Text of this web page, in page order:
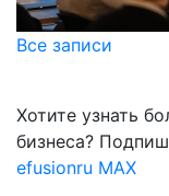
Все записи
Хотите узнать
бизнеса?
efusionru MAX